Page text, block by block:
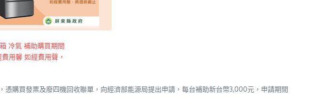
憑購買發票及廢四機回收聯單，向經濟部能源局提出申請，每台補助新台幣3,000元，申請期間